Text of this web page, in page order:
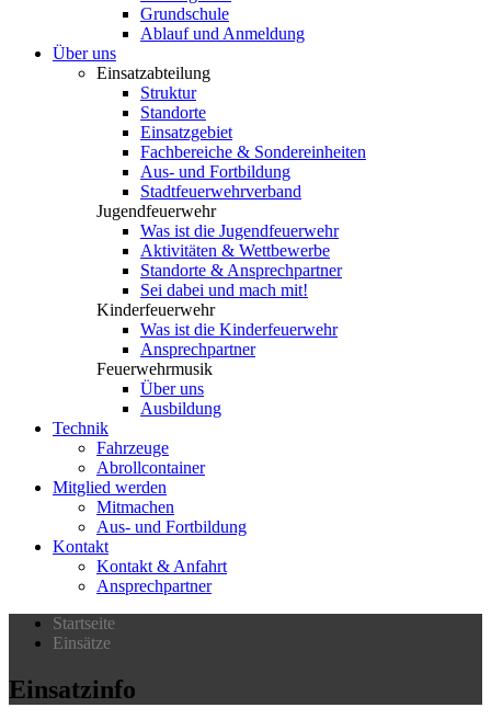
Grundschule
Ablauf und Anmeldung
Über uns
Einsatzabteilung
Struktur
Standorte
Einsatzgebiet
Fachbereiche & Sondereinheiten
Aus- und Fortbildung
Stadtfeuerwehrverband
Jugendfeuerwehr
Was ist die Jugendfeuerwehr
Aktivitäten & Wettbewerbe
Standorte & Ansprechpartner
Sei dabei und mach mit!
Kinderfeuerwehr
Was ist die Kinderfeuerwehr
Ansprechpartner
Feuerwehrmusik
Über uns
Ausbildung
Technik
Fahrzeuge
Abrollcontainer
Mitglied werden
Mitmachen
Aus- und Fortbildung
Kontakt
Kontakt & Anfahrt
Ansprechpartner
Startseite
Einsätze
Einsatzinfo